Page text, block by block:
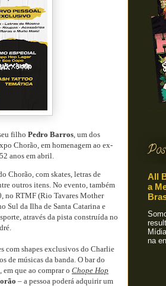
filho Pedro Barros, um dos
Chorão, em homenagem ao ex-
anos em abril.
Chorão, com skates, letras de
outros itens. No evento, também
no RTMF (Rio Tavares Mother
Sul da Ilha de Santa Catarina e
através da pista construída no
com shapes exclusivos do Charlie
de músicas da banda. O bar do
em que ao comprar o Chope Hop
– a pessoa poderá adquirir um
All
a
na